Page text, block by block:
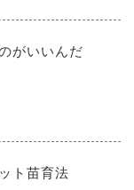
がいいんだ
ト苗育法